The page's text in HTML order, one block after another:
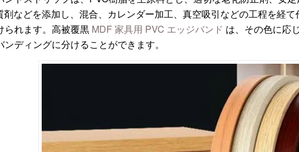
剤などを添加し、混合、カレンダー加工、真空吸引などの工程を経
られます。高被覆黒 MDF 家具用 PVC エッジバンド は、その色に応
ディングに分けることができます。